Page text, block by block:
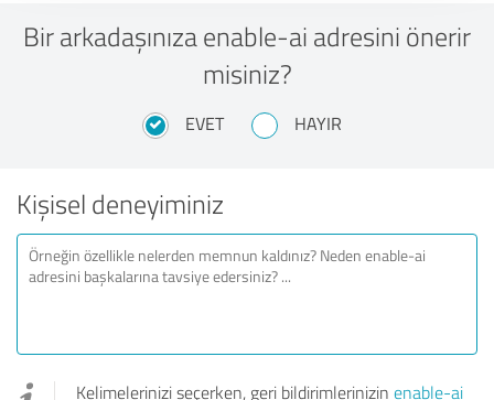
Bir arkadaşınıza enable-ai adresini önerir
misiniz?
EVET HAYIR
Kişisel deneyiminiz
Kelimelerinizi seçerken, geri bildirimlerinizin enable-ai